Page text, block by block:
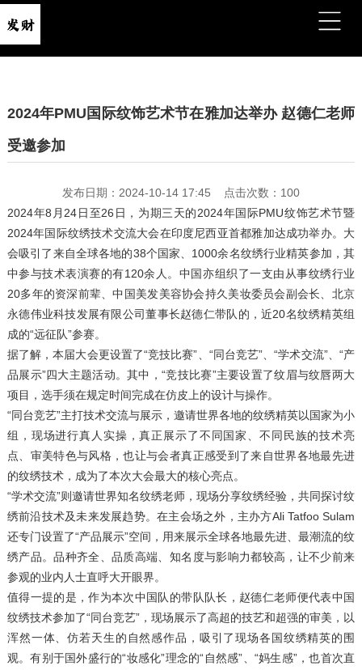
2024年PMU国际纹饰艺术节在雅加达举办 赵德仁老师
受邀参加
发布日期：2024-10-14 17:45 点击次数：100
2024年8月24日至26日，为期三天的2024年国际PMU纹饰艺术节暨
2024年国际纹绣技术交流大会在印度尼西亚首都雅加达成功举办。大
会吸引了来自全球各地的38个国家、1000余名纹绣行业精英参加，其
中参与技术表演赛的有120余人。中国亦组织了一支由从事纹绣行业
20多年的资深前辈、中国美发美容协会持久美妆委员会副会长、北京
永德伟业科技发展有限公司董事长赵德仁带队的，近20名纹绣精英组
成的“远征队”参赛。
据了解，本届大会更设置了“竞技比赛”、“同台竞艺”、“学术交流”、“产
品展示”四大主题活动。其中，“竞技比赛”主要设置了纹眉与纹唇两大
项目，选手须在规定时间完成在仿皮上的设计与操作。
“同台竞艺”主打技术交流与展示，邀请世界各地的纹绣精英以国家为小
组，现场进行真人实操，真正展示了不同国家、不同民族的技术亮
点、审美特色与风格，也让与会者真正感受到了来自世界各地最先进
的纹绣技术，成为了本次大会最大的核心亮点。
“学术交流”则邀请世界知名纹绣老师，现场分享纹绣经验，共同探讨纹
绣前沿技术及未来发展趋势。在主会场之外，主办方Ali Tatfoo Sulam
还专门设置了“产品展示”空间，用来展示全球各地最先进、最潮流的纹
绣产品。品种齐全、品质高端、知名度与影响力都较高，让不少前来
参观的业内人士直呼大开眼界。
值得一提的是，作为本次中国队的带队队长，赵德仁老师便代表中国
纹绣技术参加了“同台竞艺”，现场展示了高超的技艺和超强的审美，以
浑然一体、仿若天生的自然感作品，吸引了现场各国纹绣精英的围
观。有别于国外盛行的“妆感化”理念的“自然感”、“妈生感”，也首次直